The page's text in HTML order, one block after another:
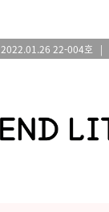
2022.01.26 22-004호 |